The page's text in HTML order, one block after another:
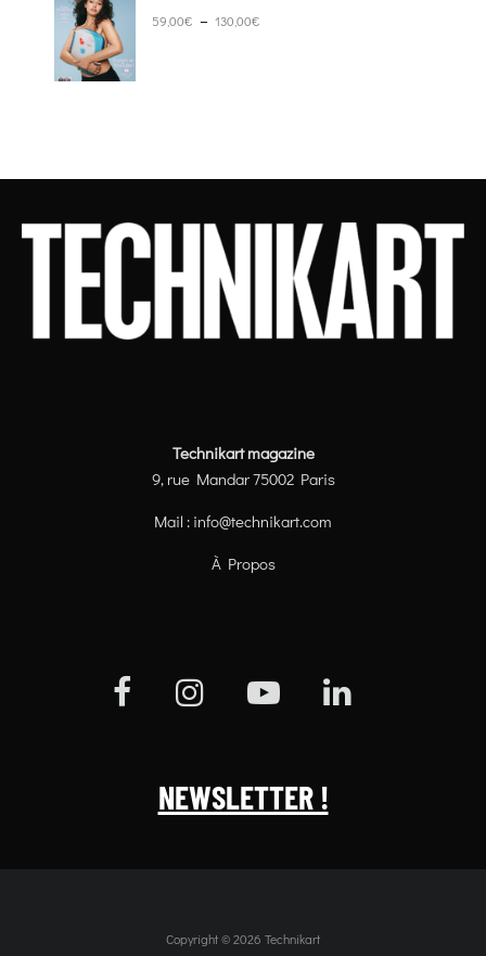
59,00€ – 130,00€
Technikart magazine
9, rue Mandar 75002 Paris
Mail : info@technikart.com
À Propos
NEWSLETTER !
Copyright © 2026 Technikart